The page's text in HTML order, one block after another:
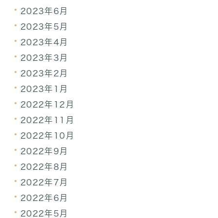
2023年6月
2023年5月
2023年4月
2023年3月
2023年2月
2023年1月
2022年12月
2022年11月
2022年10月
2022年9月
2022年8月
2022年7月
2022年6月
2022年5月